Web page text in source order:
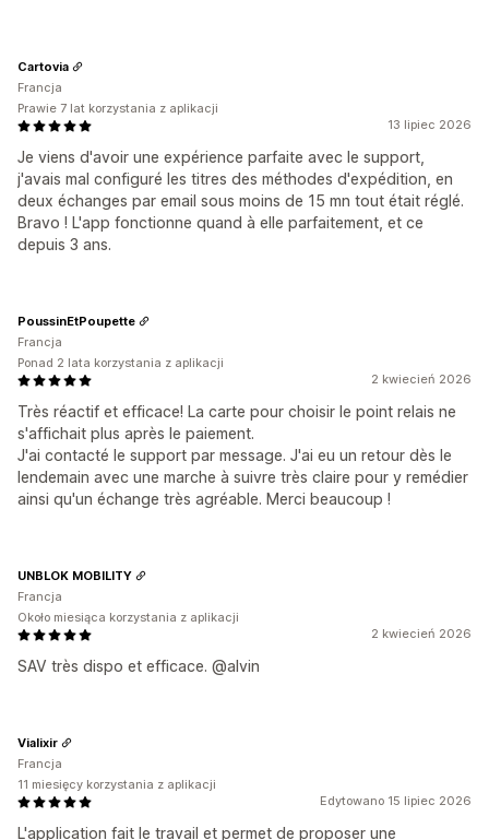
13 lipiec 2026
Je viens d'avoir une expérience parfaite avec le support,
j'avais mal configuré les titres des méthodes d'expédition, en
deux échanges par email sous moins de 15 mn tout était réglé.
Bravo ! L'app fonctionne quand à elle parfaitement, et ce
depuis 3 ans.
Cartovia
Francja
Prawie 7 lat korzystania z aplikacji
2 kwiecień 2026
Très réactif et efficace! La carte pour choisir le point relais ne
s'affichait plus après le paiement.
J'ai contacté le support par message. J'ai eu un retour dès le
lendemain avec une marche à suivre très claire pour y remédier
ainsi qu'un échange très agréable. Merci beaucoup !
PoussinEtPoupette
Francja
Ponad 2 lata korzystania z aplikacji
2 kwiecień 2026
SAV très dispo et efficace. @alvin
UNBLOK MOBILITY
Francja
Około miesiąca korzystania z aplikacji
Edytowano 15 lipiec 2026
L'application fait le travail et permet de proposer une
Vialixir
Francja
11 miesięcy korzystania z aplikacji